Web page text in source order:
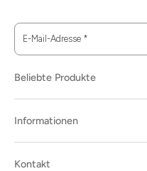
E-Mail-Adresse *
Beliebte Produkte
Informationen
Kontakt